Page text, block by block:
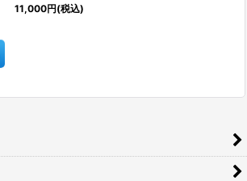
11,000円(税込)